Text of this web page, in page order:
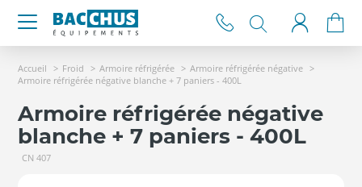
Accueil Froid Armoire réfrigérée
Armoire réfrigérée négative
Armoire réfrigérée négative blanche + 7 paniers - 400L
Armoire réfrigérée négative
blanche + 7 paniers - 400L
CN 407